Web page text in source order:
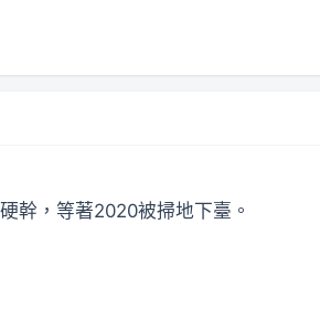
幹，等著2020被掃地下臺。